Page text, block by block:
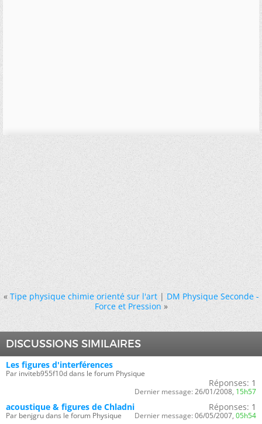
« Tipe physique chimie orienté sur l'art|DM Physique Seconde -
Force et Pression »
DISCUSSIONS SIMILAIRES
Les figures d'interférences
Par inviteb955f10d dans le forum Physique
Réponses: 1
Dernier message: 26/01/2008, 15h57
acoustique & figures de Chladni
Par benjgru dans le forum Physique
Réponses: 1
Dernier message: 06/05/2007, 05h54